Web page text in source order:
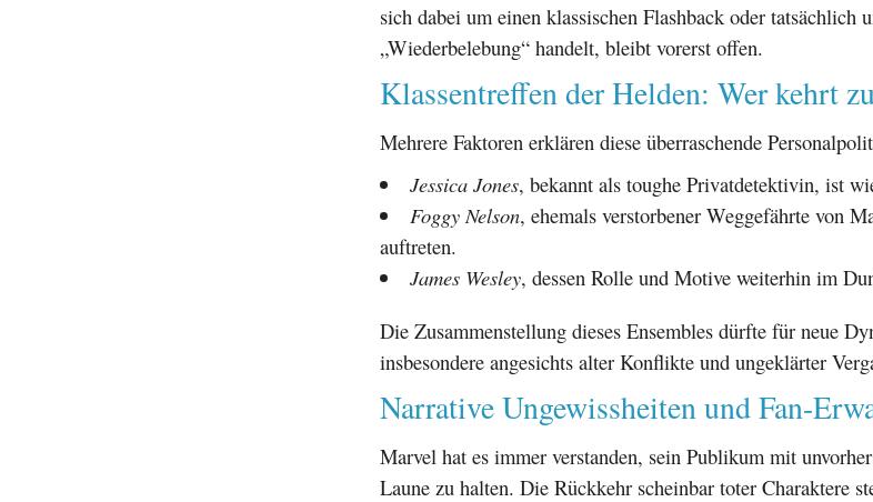
sich dabei um einen klassischen Flashback oder tatsächlich
„Wiederbelebung“ handelt, bleibt vorerst offen.
Klassentreffen der Helden: Wer kehrt
Mehrere Faktoren erklären diese überraschende
Jessica Jones, bekannt als toughe Privatdetektivin, ist
Foggy Nelson, ehemals verstorbener Weggefährte von
auftreten.
James Wesley, dessen Rolle und Motive weiterhin im
Die Zusammenstellung dieses Ensembles dürfte für neue
insbesondere angesichts alter Konflikte und ungeklärter
Narrative Ungewissheiten und Fan-
Marvel hat es immer verstanden, sein Publikum mit
Laune zu halten. Die Rückkehr scheinbar toter Charaktere